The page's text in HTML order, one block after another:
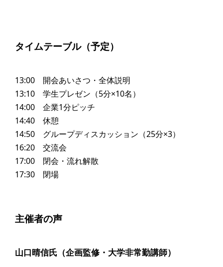
タイムテーブル（予定）
13:00 開会あいさつ・全体説明
13:10 学生プレゼン（5分×10名）
14:00 企業1分ピッチ
14:40 休憩
14:50 グループディスカッション（25分×3）
16:20 交流会
17:00 閉会・流れ解散
17:30 閉場
主催者の声
山口晴信氏（企画監修・大学非常勤講師）